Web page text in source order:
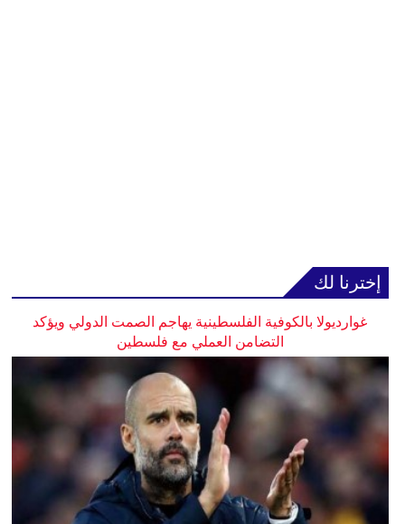
إخترنا لك
غوارديولا بالكوفية الفلسطينية يهاجم الصمت الدولي ويؤكد
التضامن العملي مع فلسطين